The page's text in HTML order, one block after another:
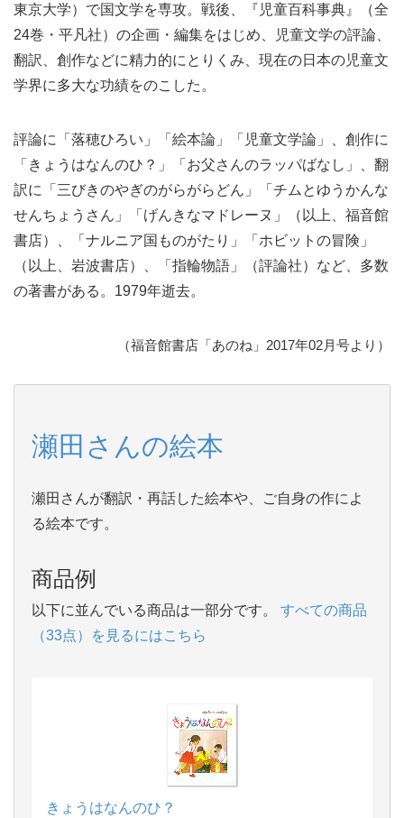
東京大学）で国文学を専攻。戦後、『児童百科事典』（全
24巻・平凡社）の企画・編集をはじめ、児童文学の評論、
翻訳、創作などに精力的にとりくみ、現在の日本の児童文
学界に多大な功績をのこした。
評論に「落穂ひろい」「絵本論」「児童文学論」、創作に
「きょうはなんのひ？」「お父さんのラッパばなし」、翻
訳に「三びきのやぎのがらがらどん」「チムとゆうかんな
せんちょうさん」「げんきなマドレーヌ」（以上、福音館
書店）、「ナルニア国ものがたり」「ホビットの冒険」
（以上、岩波書店）、「指輪物語」（評論社）など、多数
の著書がある。1979年逝去。
（福音館書店「あのね」2017年02月号より）
瀬田さんの絵本
瀬田さんが翻訳・再話した絵本や、ご自身の作によ
る絵本です。
商品例
以下に並んでいる商品は一部分です。
すべての商品
（33点）を見るにはこちら
きょうはなんのひ？